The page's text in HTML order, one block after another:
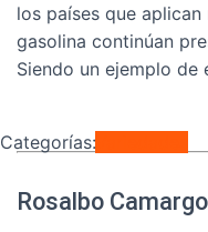
los países que
gasolina continúan
Siendo un ejemplo de
Categorías:
Rosalbo